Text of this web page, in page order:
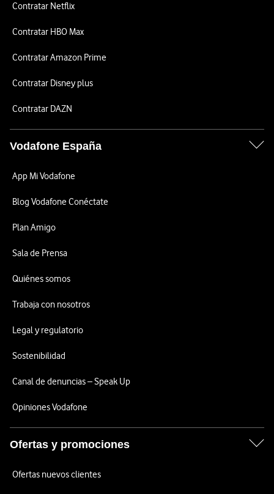
Contratar Netflix
Contratar HBO Max
Contratar Amazon Prime
Contratar Disney plus
Contratar DAZN
Vodafone España
App Mi Vodafone
Blog Vodafone Conéctate
Plan Amigo
Sala de Prensa
Quiénes somos
Trabaja con nosotros
Legal y regulatorio
Sostenibilidad
Canal de denuncias – Speak Up
Opiniones Vodafone
Ofertas y promociones
Ofertas nuevos clientes